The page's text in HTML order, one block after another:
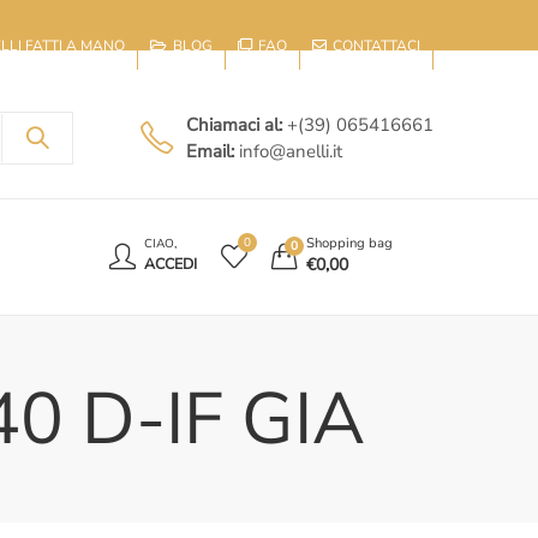
FATTI A MANO BLOG FAQ CONTATTACI
Chiamaci al: +(39) 065416661
Email: info@anelli.it
CIAO,
ACCEDI
0 0 Shopping bag
€0,00
D-IF GIA